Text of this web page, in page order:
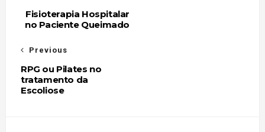
Fisioterapia Hospitalar
no Paciente Queimado
Previous
RPG ou Pilates no
tratamento da
Escoliose